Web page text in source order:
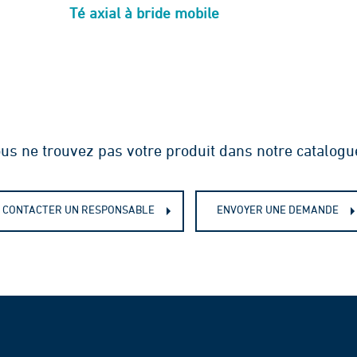
Té axial à bride mobile
ne trouvez pas votre produit dans notre
CONTACTER UN RESPONSABLE ENVOYER UNE DEMANDE